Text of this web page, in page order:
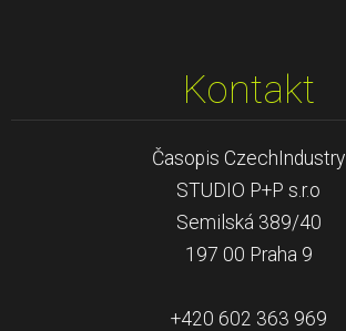
Kontakt
Časopis CzechIndustry
STUDIO P+P s.r.o
Semilská 389/40
197 00 Praha 9
+420 602 363 969